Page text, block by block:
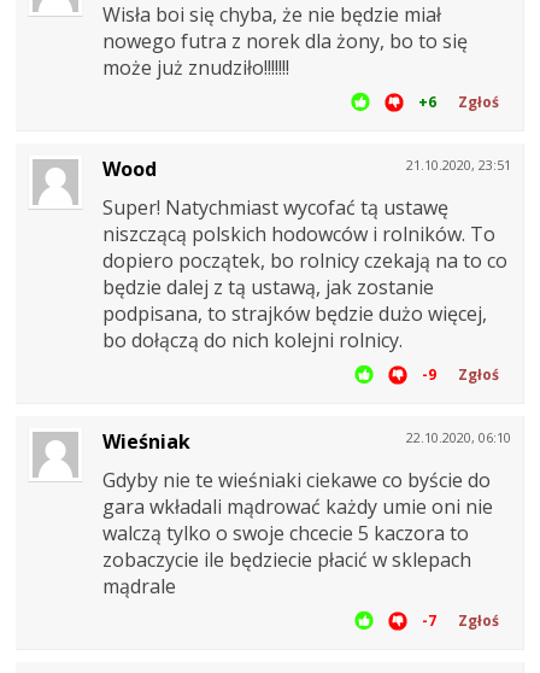
Wisła boi się chyba, że nie będzie miał
nowego futra z norek dla żony, bo to się
może już znudziło!!!!!!!
+6 Zgłoś
21.10.2020, 23:51
Wood
Super! Natychmiast wycofać tą ustawę
niszczącą polskich hodowców i rolników. To
dopiero początek, bo rolnicy czekają na to co
będzie dalej z tą ustawą, jak zostanie
podpisana, to strajków będzie dużo więcej,
bo dołączą do nich kolejni rolnicy.
-9 Zgłoś
22.10.2020, 06:10
Wieśniak
Gdyby nie te wieśniaki ciekawe co byście do
gara wkładali mądrować każdy umie oni nie
walczą tylko o swoje chcecie 5 kaczora to
zobaczycie ile będziecie płacić w sklepach
mądrale
-7 Zgłoś